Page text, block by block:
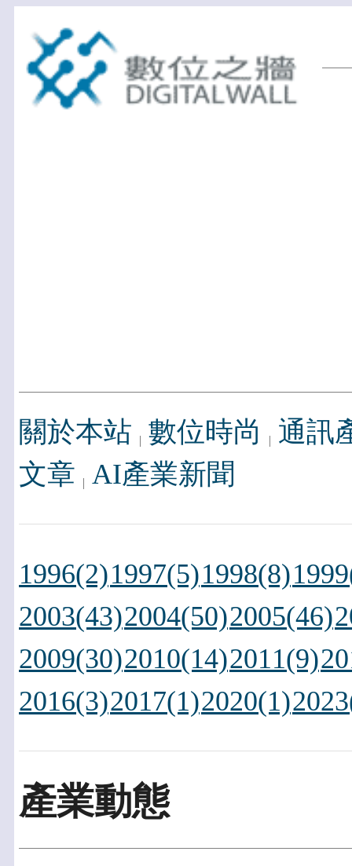
關於本站 數位時尚
通訊
文章 AI產業新聞
1996(2)1997(5)1998(8)
2003(43)2004(50)2005(46)
2009(30)2010(14)2011(9)
2016(3)2017(1)2020(1)
產業動態